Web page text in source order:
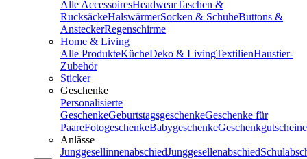
Alle AccessoiresHeadwearTaschen &
RucksäckeHalswärmerSocken & SchuheButtons &
AnsteckerRegenschirme
Home & Living
Alle ProdukteKücheDeko & LivingTextilienHaustier-
Zubehör
Sticker
Geschenke
Personalisierte
GeschenkeGeburtstagsgeschenkeGeschenke für
PaareFotogeschenkeBabygeschenkeGeschenkgutscheine
Anlässe
JunggesellinnenabschiedJunggesellenabschied